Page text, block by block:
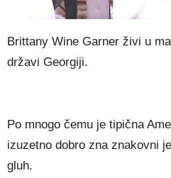
Brittany Wine Garner živi u
državi Georgiji.
Po mnogo čemu je tipična
izuzetno dobro zna znakovni
gluh.